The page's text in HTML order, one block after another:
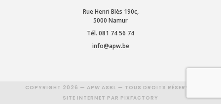
Rue Henri Blès 190c,
5000 Namur
Tél. 081 74 56 74
info@apw.be
COPYRIGHT 2026 — APW ASBL — TOUS DROITS RÉSERVÉS
SITE INTERNET PAR PIXFACTORY